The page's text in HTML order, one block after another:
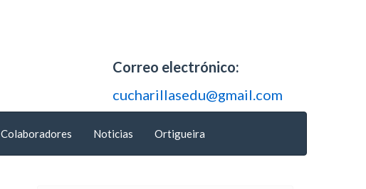
Correo electrónico:
cucharillasedu@gmail.com
Colaboradores Noticias Ortigueira